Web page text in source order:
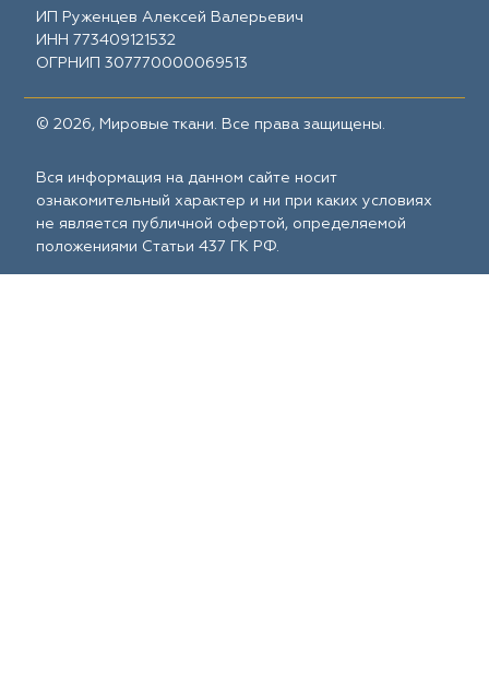
ИП Руженцев Алексей Валерьевич
ИНН 773409121532
ОГРНИП 307770000069513
© 2026, Мировые ткани. Все права защищены.
Вся информация на данном сайте носит
ознакомительный характер и ни при каких условиях
не является публичной офертой, определяемой
положениями Статьи 437 ГК РФ.